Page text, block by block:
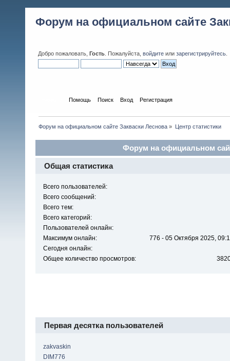
Форум на официальном сайте
Добро пожаловать, Гость . Пожалуйста, войдите или зарегистрируйтесь
Помощь Поиск Вход Регистрация
Форум на официальном сайте Закваски Леснова » Центр статистики
Форум на официальном
Общая статистика
Всего пользователей:
Всего сообщений:
Всего тем:
Всего категорий:
Пользователей онлайн:
Максимум онлайн:
776 - 05 Октября 2025,
Сегодня онлайн:
Общее количество просмотров:
Первая десятка пользователей
zakvaskin
DIM776